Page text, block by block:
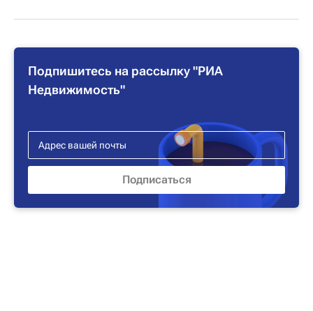
Подпишитесь на рассылку "РИА
Недвижимость"